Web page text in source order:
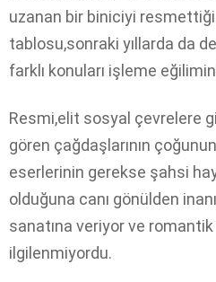
uzanan bir biniciyi resmettiği
tablosu,sonraki yıllarda da
farklı konuları işleme
Resmi,elit sosyal çevrelere
gören çağdaşlarının
eserlerinin gerekse şahsi
olduğuna canı gönülden
sanatına veriyor ve
ilgilenmiyordu.